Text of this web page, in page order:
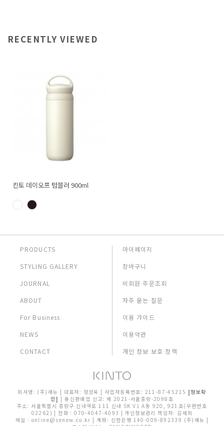
RECENTLY VIEWED
킨토 데이오프 텀블러 900ml
PRODUCTS
STYLING GALLERY
JOURNAL
ABOUT
For Business
NEWS
CONTACT
마이페이지
장바구니
비회원 주문조회
자주 묻는 질문
이용 가이드
이용약관
개인 정보 보호 정책
회사명: (주)새뉴 | 대표자: 정성욱 | 사업자등록번호: 211-87-45215 [정보확
인] | 통신판매업 신고: 제 2021-서울중랑-2098호
주소: 서울특별시 중랑구 신내역로 111 신내 SK V1 A동 920, 921호(우편번호
02262) | 전화 : 070-4047-4093 | 개인정보관리 책임자: 김세희
메일 : online@senew.co.kr | 계좌: 신한은행 140-009-892339 (주)새뉴 |